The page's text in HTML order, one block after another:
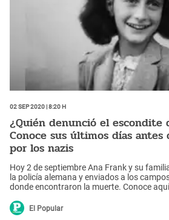
02 Sep 2020 | 8:20 h
¿Quién denunció el escondite
Conoce sus últimos días
por los nazis
Hoy 2 de septiembre Ana Frank y su
la policía alemana y enviados a los
donde encontraron la muerte. Conoce
El Popular